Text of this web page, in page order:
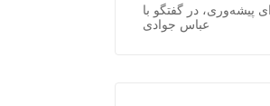
پیشه‌وری، در گفتگو با
عباس جوادی